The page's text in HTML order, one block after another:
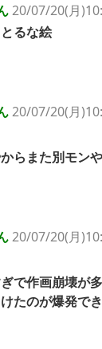
20/07/20(月
るな絵
20/07/20(月
らまた別モンや
20/07/20(月
で作画崩壊が
たのが爆発で